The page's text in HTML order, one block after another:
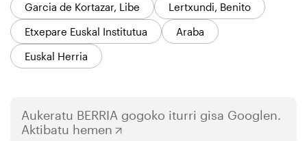
Garcia de Kortazar, Libe
Lertxundi, Benito
Etxepare Euskal Institutua
Araba
Euskal Herria
Aukeratu BERRIA gogoko iturri gisa Googlen.
Aktibatu hemen